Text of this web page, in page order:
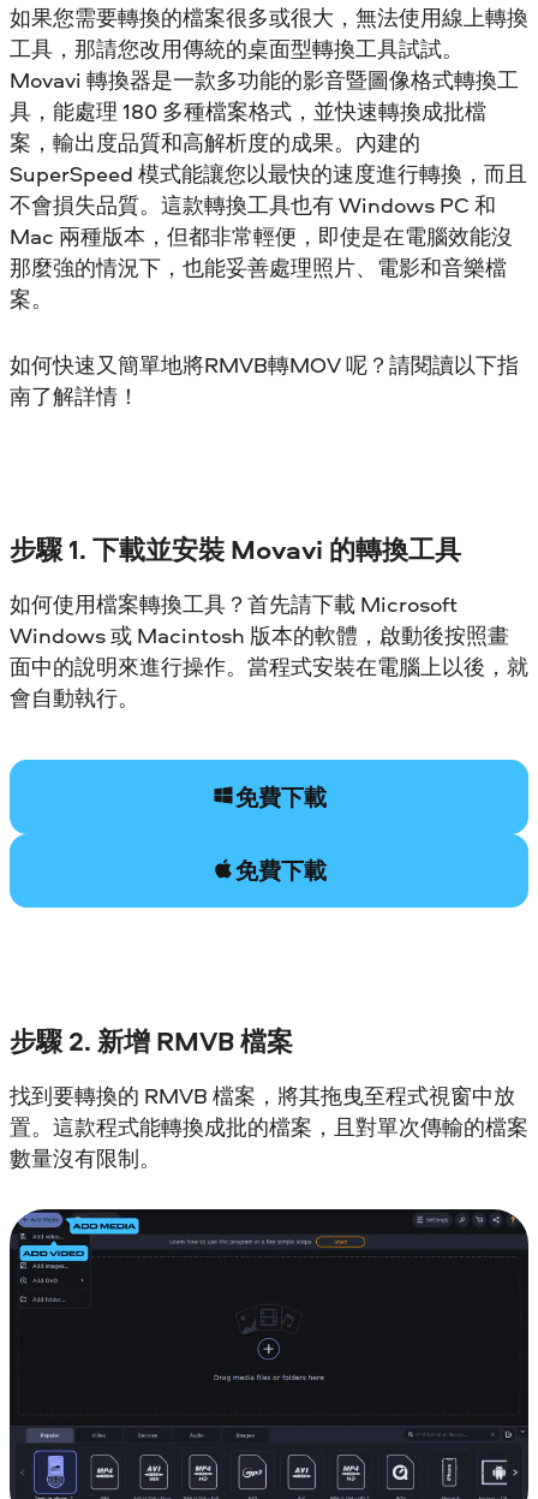
如果您需要轉換的檔案很多或很大，無法使用線上轉換
工具，那請您改用傳統的桌面型轉換工具試試。
Movavi 轉換器是一款多功能的影音暨圖像格式轉換工
具，能處理 180 多種檔案格式，並快速轉換成批檔
案，輸出度品質和高解析度的成果。內建的
SuperSpeed 模式能讓您以最快的速度進行轉換，而且
不會損失品質。這款轉換工具也有 Windows PC 和
Mac 兩種版本，但都非常輕便，即使是在電腦效能沒
那麼強的情況下，也能妥善處理照片、電影和音樂檔
案。
如何快速又簡單地將RMVB轉MOV 呢？請閱讀以下指
南了解詳情！
步驟 1. 下載並安裝 Movavi 的轉換工具
如何使用檔案轉換工具？首先請下載 Microsoft
Windows 或 Macintosh 版本的軟體，啟動後按照畫
面中的說明來進行操作。當程式安裝在電腦上以後，就
會自動執行。
免費下載
免費下載
步驟 2. 新增 RMVB 檔案
找到要轉換的 RMVB 檔案，將其拖曳至程式視窗中放
置。這款程式能轉換成批的檔案，且對單次傳輸的檔案
數量沒有限制。